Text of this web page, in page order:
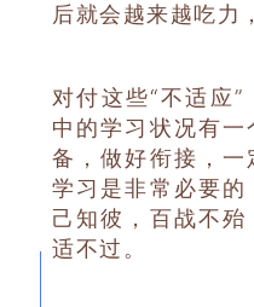
后就会越来越吃力
对付这些“不适应
中的学习状况有
备，做好衔接，
学习是非常必要
己知彼，百战不
适不过。